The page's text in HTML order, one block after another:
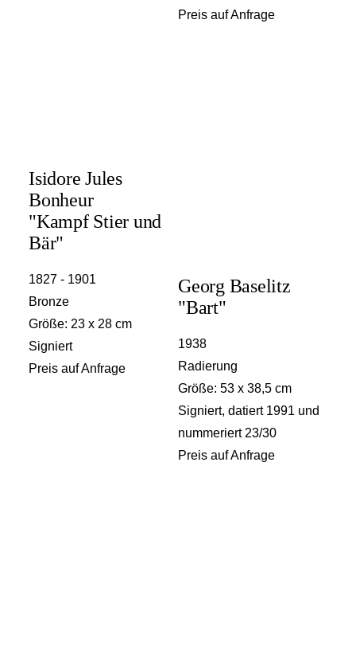
Preis auf Anfrage
Isidore Jules
Bonheur
"Kampf Stier und
Bär"
1827 - 1901
Bronze
Größe: 23 x 28 cm
Signiert
Preis auf Anfrage
Georg Baselitz
"Bart"
1938
Radierung
Größe: 53 x 38,5 cm
Signiert, datiert 1991 und
nummeriert 23/30
Preis auf Anfrage